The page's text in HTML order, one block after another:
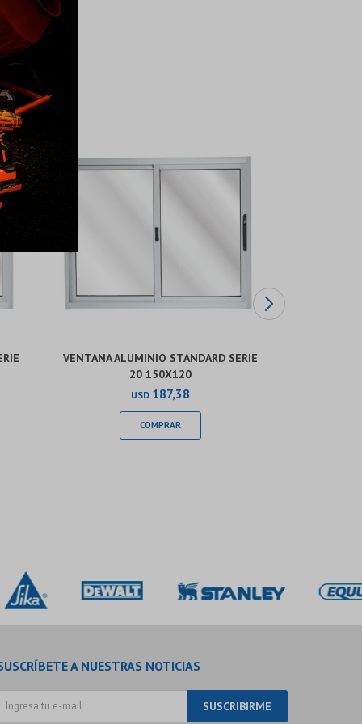
VENTANA ALUMINIO STANDARD SERIE
20 150X120
USD 187,38
A NUESTRAS NOTICIAS
SUSCRIBIRME